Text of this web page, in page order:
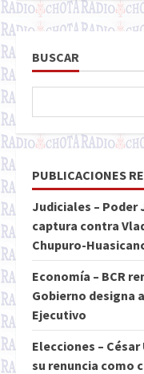
BUSCAR
PUBLICACIONES
Judiciales –
captura contra
Chupuro-
Economía – BCR
Gobierno designa
Ejecutivo
Elecciones –
su renuncia como